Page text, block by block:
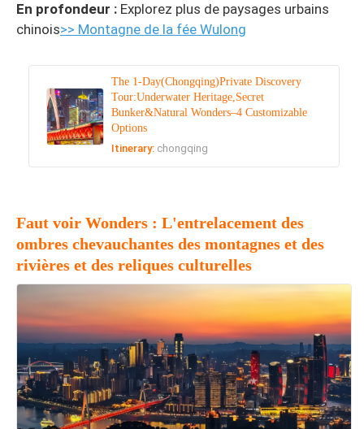
En profondeur : Explorez plus de paysages urbains
chinois>> Montagne de la fée Wulong
The 1-Day(Chongqing)Private Discovery
Tour:Underwater Heritage,Secret
Bunker&Natural Wonders–4 Customizable
Options
Itinerary: chongqing
Faut voir Wonders : L'entrelacement des
ombres chevauchantes des montagnes et des
rivières et des reliques culturelles